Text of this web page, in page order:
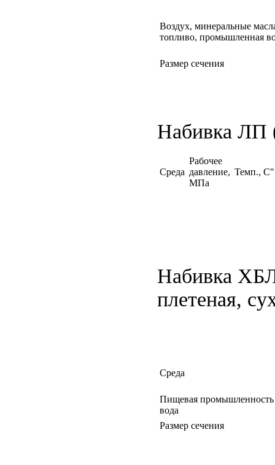
Воздух, минеральные
топливо, промышленная
Размер сечения
Набивка ЛП
Среда
Рабочее
давление,
МПа
Темп., C"
Набивка
плетеная,
Среда
Пищевая промышленность
вода
Размер сечения